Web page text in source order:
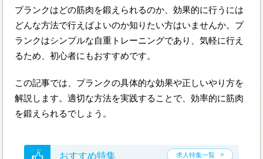
プランクはどの筋肉を鍛えられるのか、効果的に行うには
どんな方法で行えばよいのか知りたい方はいませんか。プ
ランクはシンプルな自重トレーニングであり、気軽に行え
るため、初心者にもおすすめです。
この記事では、プランクの具体的な効果や正しいやり方を
解説します。適切な方法を実践することで、効率的に筋肉
を鍛えられるでしょう。
おすすめ特集 求人特集一覧